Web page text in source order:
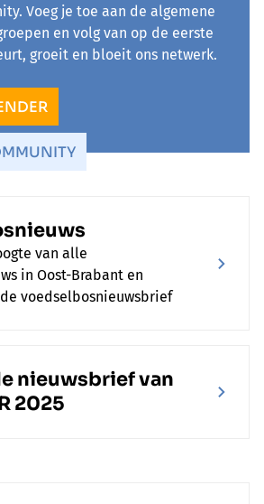
Voeg je toe aan de algemene
en volg van op de eerste
groeit en bloeit ons netwerk.
van alle
in Oost-Brabant en
voedselbosnieuwsbrief
nieuwsbrief van
2025